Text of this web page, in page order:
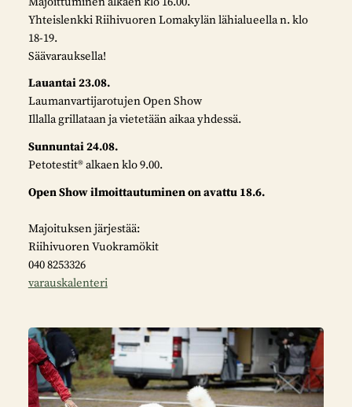
Yhteislenkki Riihivuoren Lomakylän lähialueella n. klo
18-19.
Säävarauksella!
Lauantai 23.08.
Laumanvartijarotujen Open Show
Illalla grillataan ja vietetään aikaa yhdessä.
Sunnuntai 24.08.
Petotestit® alkaen klo 9.00.
Open Show ilmoittautuminen on avattu 18.6.
Majoituksen järjestää:
Riihivuoren Vuokramökit
040 8253326
varauskalenteri